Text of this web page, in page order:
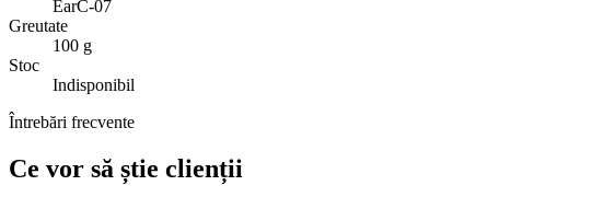
EarC-07
Greutate
100 g
Stoc
Indisponibil
Întrebări frecvente
Ce vor să știe clienții